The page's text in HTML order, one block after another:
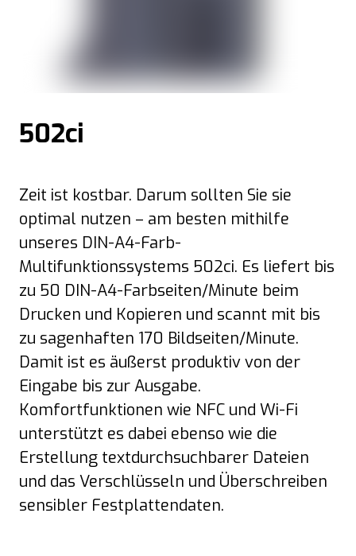
502ci
Zeit ist kostbar. Darum sollten Sie sie
optimal nutzen – am besten mithilfe
unseres DIN-A4-Farb-
Multifunktionssystems 502ci. Es liefert bis
zu 50 DIN-A4-Farbseiten/Minute beim
Drucken und Kopieren und scannt mit bis
zu sagenhaften 170 Bildseiten/Minute.
Damit ist es äußerst produktiv von der
Eingabe bis zur Ausgabe.
Komfortfunktionen wie NFC und Wi-Fi
unterstützt es dabei ebenso wie die
Erstellung textdurchsuchbarer Dateien
und das Verschlüsseln und Überschreiben
sensibler Festplattendaten.